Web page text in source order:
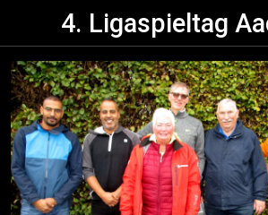
4. Ligaspieltag